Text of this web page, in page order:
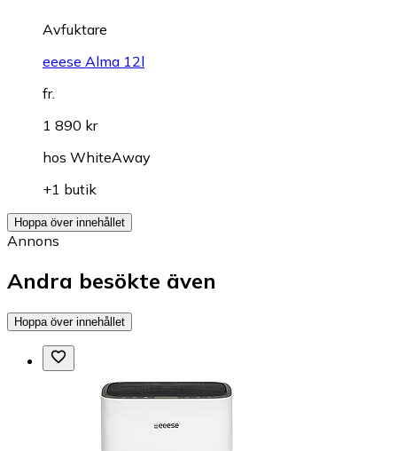
Avfuktare
eeese Alma 12l
fr.
1 890 kr
hos WhiteAway
+1 butik
Hoppa över innehållet
Annons
Andra besökte även
Hoppa över innehållet